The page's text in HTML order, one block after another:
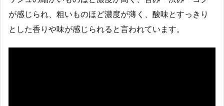
が感じられ、粗いものほど濃度が薄く、酸味とすっきり
とした香りや味が感じられると言われています。